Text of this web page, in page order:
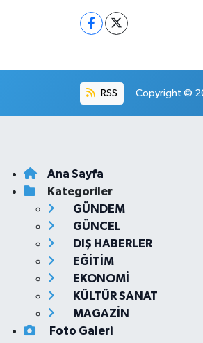
RSS Copyright ©
Ana Sayfa
Kategoriler
GÜNDEM
GÜNCEL
DIŞ HABERLER
EĞİTİM
EKONOMİ
KÜLTÜR SANAT
MAGAZİN
Foto Galeri